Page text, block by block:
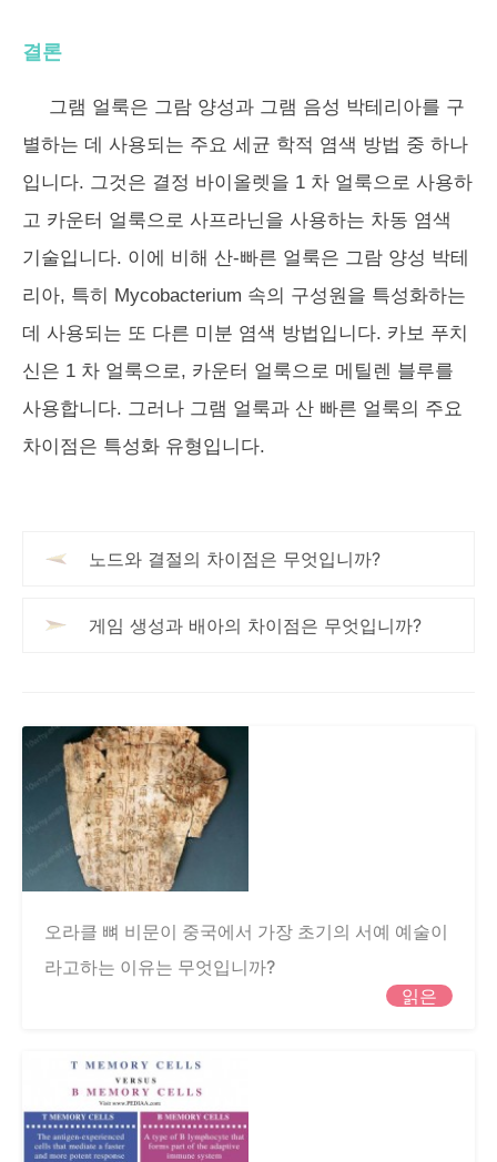
결론
그램 얼룩은 그람 양성과 그램 음성 박테리아를 구
별하는 데 사용되는 주요 세균 학적 염색 방법 중 하나
입니다. 그것은 결정 바이올렛을 1 차 얼룩으로 사용하
고 카운터 얼룩으로 사프라닌을 사용하는 차동 염색
기술입니다. 이에 비해 산-빠른 얼룩은 그람 양성 박테
리아, 특히 Mycobacterium 속의 구성원을 특성화하는
데 사용되는 또 다른 미분 염색 방법입니다. 카보 푸치
신은 1 차 얼룩으로, 카운터 얼룩으로 메틸렌 블루를
사용합니다. 그러나 그램 얼룩과 산 빠른 얼룩의 주요
차이점은 특성화 유형입니다.
노드와 결절의 차이점은 무엇입니까?
게임 생성과 배아의 차이점은 무엇입니까?
오라클 뼈 비문이 중국에서 가장 초기의 서예 예술이
라고하는 이유는 무엇입니까?
읽은